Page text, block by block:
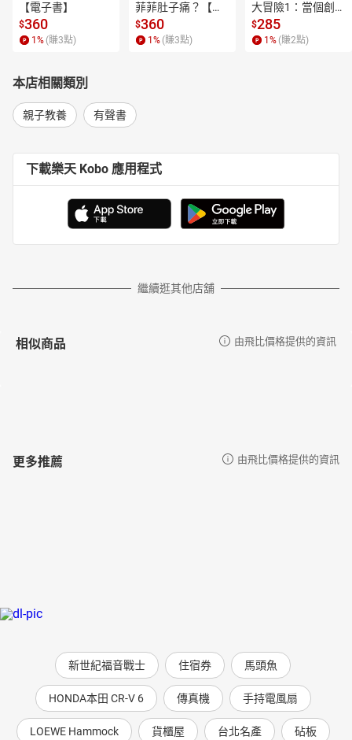
【電子書】
$360
1 % (賺3點)
菲菲肚子痛？【電
子書】
$360
1 % (賺3點)
大冒險1：當個創世
神！【電子書】
$285
1 % (賺2點)
本店相關類別
親子教養 有聲書
下載樂天 Kobo 應用程式
繼續逛其他店舖
相似商品 由飛比價格提供的資訊
更多推薦 由飛比價格提供的資訊
新世紀福音戰士 住宿券 馬頭魚
HONDA本田 CR-V 6 傳真機 手持電風扇
LOEWE Hammock 貨櫃屋 台北名產 砧板